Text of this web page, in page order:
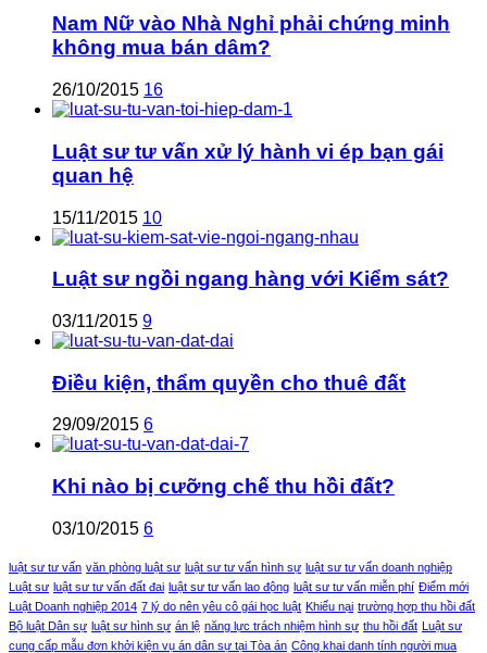
Nam Nữ vào Nhà Nghỉ phải chứng minh
không mua bán dâm?
26/10/2015 16
Luật sư tư vấn xử lý hành vi ép bạn gái
quan hệ
15/11/2015 10
Luật sư ngồi ngang hàng với Kiểm sát?
03/11/2015 9
Điều kiện, thẩm quyền cho thuê đất
29/09/2015 6
Khi nào bị cưỡng chế thu hồi đất?
03/10/2015 6
luật sư tư vấn văn phòng luật sư luật sư tư vấn hình sự luật sư tư vấn doanh nghiệp
Luật sư luật sư tư vấn đất đai luật sư tư vấn lao động luật sư tư vấn miễn phí Điểm mới
Luật Doanh nghiệp 2014 7 lý do nên yêu cô gái học luật Khiếu nại trường hợp thu hồi đất
Bộ luật Dân sự luật sư hình sự án lệ năng lực trách nhiệm hình sự thu hồi đất Luật sư
cung cấp mẫu đơn khởi kiện vụ án dân sự tại Tòa án Công khai danh tính người mua